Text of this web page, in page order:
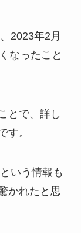
2023年2月
なったこと
とで、詳し
す。
いう情報も
かれたと思